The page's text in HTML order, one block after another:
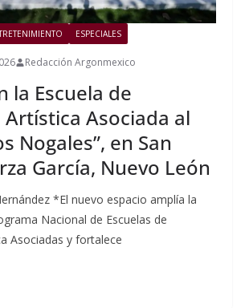
ESPECIALES
Redacción Argonmexico
la Escuela de
Asociada al
Nogales”, en San
García, Nuevo León
*El nuevo espacio amplía la
Nacional de Escuelas de
Asociadas y fortalece